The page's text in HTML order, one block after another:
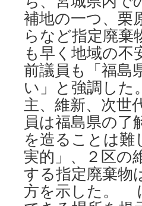
補地の一つ、栗
らなど指定廃棄
も早く地域の
前議員も「福島
い」と強調し
主、維新、次
員は福島県の了
を造ることは難
実的」、２区の
する指定廃棄物
方を示した。